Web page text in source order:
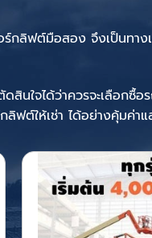
ร์กลิฟต์มือสองจึงเป็นทาง
ดสินใจได้ว่าควรจะเลือกซื้อ
ฟต์ให้เช่า ได้อย่างคุ้มค่า